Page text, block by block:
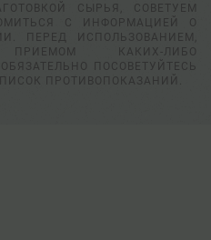
СЫРЬЯ, СОВЕТУЕМ
С ИНФОРМАЦИЕЙ О
ПЕРЕД ИСПОЛЬЗОВАНИЕМ,
ПРИЕМОМ КАКИХ-ЛИБО
ПОСОВЕТУЙТЕСЬ
ПРОТИВОПОКАЗАНИЙ.